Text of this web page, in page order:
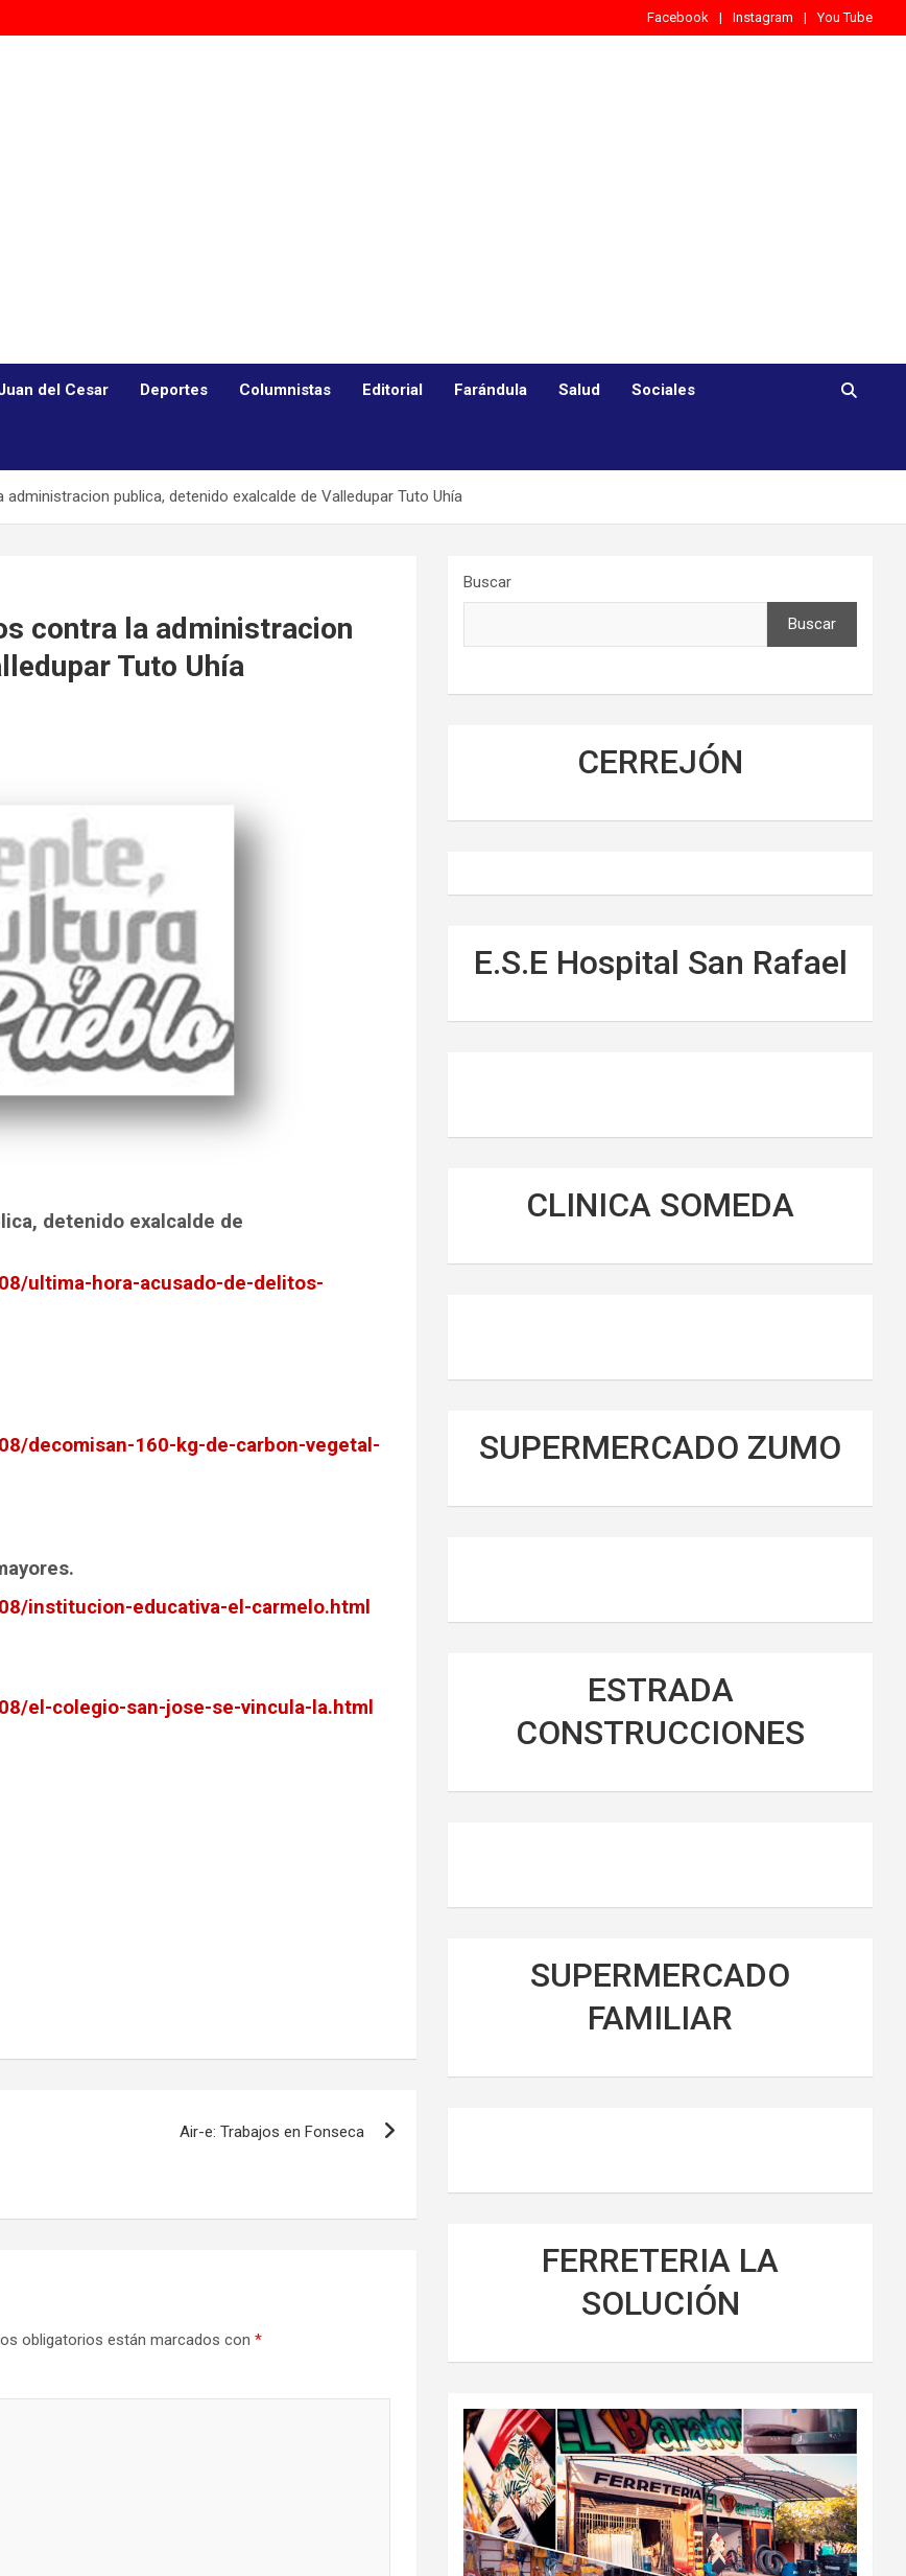
Facebook Instagram You Tube
del Cesar Deportes Columnistas Editorial Farándula Salud Sociales
administracion publica, detenido exalcalde de Valledupar Tuto Uhía
contra la administracion
Tuto Uhía
detenido exalcalde de
ultima-hora-acusado-de-delitos-
decomisan-160-kg-de-carbon-vegetal-
institucion-educativa-el-carmelo.html
el-colegio-san-jose-se-vincula-la.html
Air-e: Trabajos en Fonseca
obligatorios están marcados con *
Buscar
Buscar
CERREJÓN
E.S.E Hospital San Rafael
CLINICA SOMEDA
SUPERMERCADO ZUMO
ESTRADA
CONSTRUCCIONES
SUPERMERCADO
FAMILIAR
FERRETERIA LA
SOLUCIÓN